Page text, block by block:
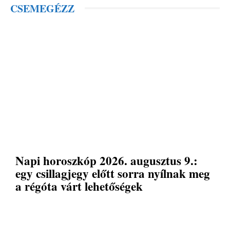
CSEMEGÉZZ
Napi horoszkóp 2026. augusztus 9.:
egy csillagjegy előtt sorra nyílnak meg
a régóta várt lehetőségek